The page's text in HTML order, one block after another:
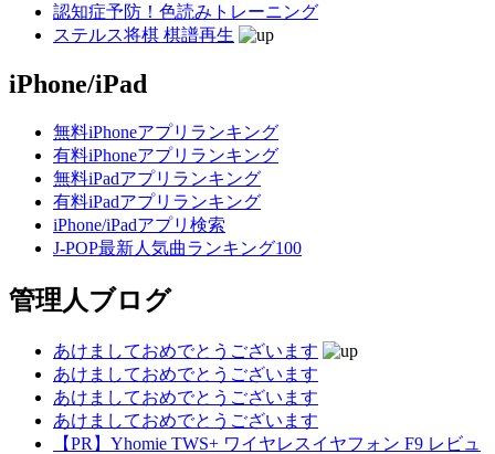
認知症予防！色読みトレーニング
ステルス将棋 棋譜再生
iPhone/iPad
無料iPhoneアプリランキング
有料iPhoneアプリランキング
無料iPadアプリランキング
有料iPadアプリランキング
iPhone/iPadアプリ検索
J-POP最新人気曲ランキング100
管理人ブログ
あけましておめでとうございます
あけましておめでとうございます
あけましておめでとうございます
あけましておめでとうございます
【PR】Yhomie TWS+ ワイヤレスイヤフォン F9 レビュ